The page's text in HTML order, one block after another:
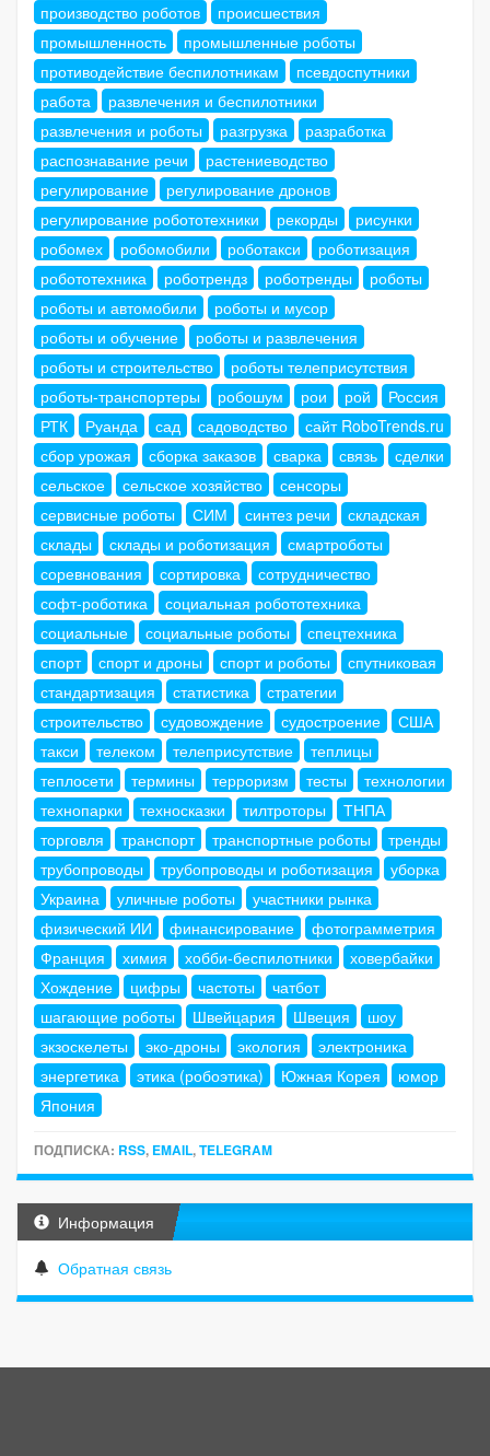
производство роботов
происшествия
промышленность
промышленные роботы
противодействие беспилотникам
псевдоспутники
работа
развлечения и беспилотники
развлечения и роботы
разгрузка
разработка
распознавание речи
растениеводство
регулирование
регулирование дронов
регулирование робототехники
рекорды
рисунки
робомех
робомобили роботакси
роботизация
робототехника
роботрендз роботренды
роботы
роботы и автомобили
роботы и мусор
роботы и обучение
роботы и развлечения
роботы и строительство
роботы телеприсутствия
роботы-транспортеры
робошум рои рой
Россия
РТК
Руанда сад садоводство
сайт RoboTrends.ru
сбор урожая
сборка заказов сварка связь
сделки
сельское
сельское хозяйство
сенсоры
сервисные роботы
СИМ синтез речи
складская
склады
склады и роботизация
смартроботы
соревнования
сортировка
сотрудничество
софт-роботика
социальная робототехника
социальные
социальные роботы
спецтехника
спорт
спорт и дроны спорт и роботы
спутниковая
стандартизация
статистика
стратегии
строительство
судовождение судостроение
США
такси
телеком телеприсутствие
теплицы
теплосети
термины терроризм тесты
технологии
технопарки
техносказки тилтроторы
ТНПА
торговля
транспорт транспортные роботы
тренды
трубопроводы
трубопроводы и роботизация
уборка
Украина
уличные роботы
участники рынка
физический ИИ
финансирование
фотограмметрия
Франция
химия хобби-беспилотники
ховербайки
Хождение
цифры частоты
чатбот
шагающие роботы
Швейцария Швеция
шоу
экзоскелеты
эко-дроны экология
электроника
энергетика
этика (робоэтика) Южная Корея
юмор
Япония
ПОДПИСКА: RSS, EMAIL,TELEGRAM
Информация
Обратная связь